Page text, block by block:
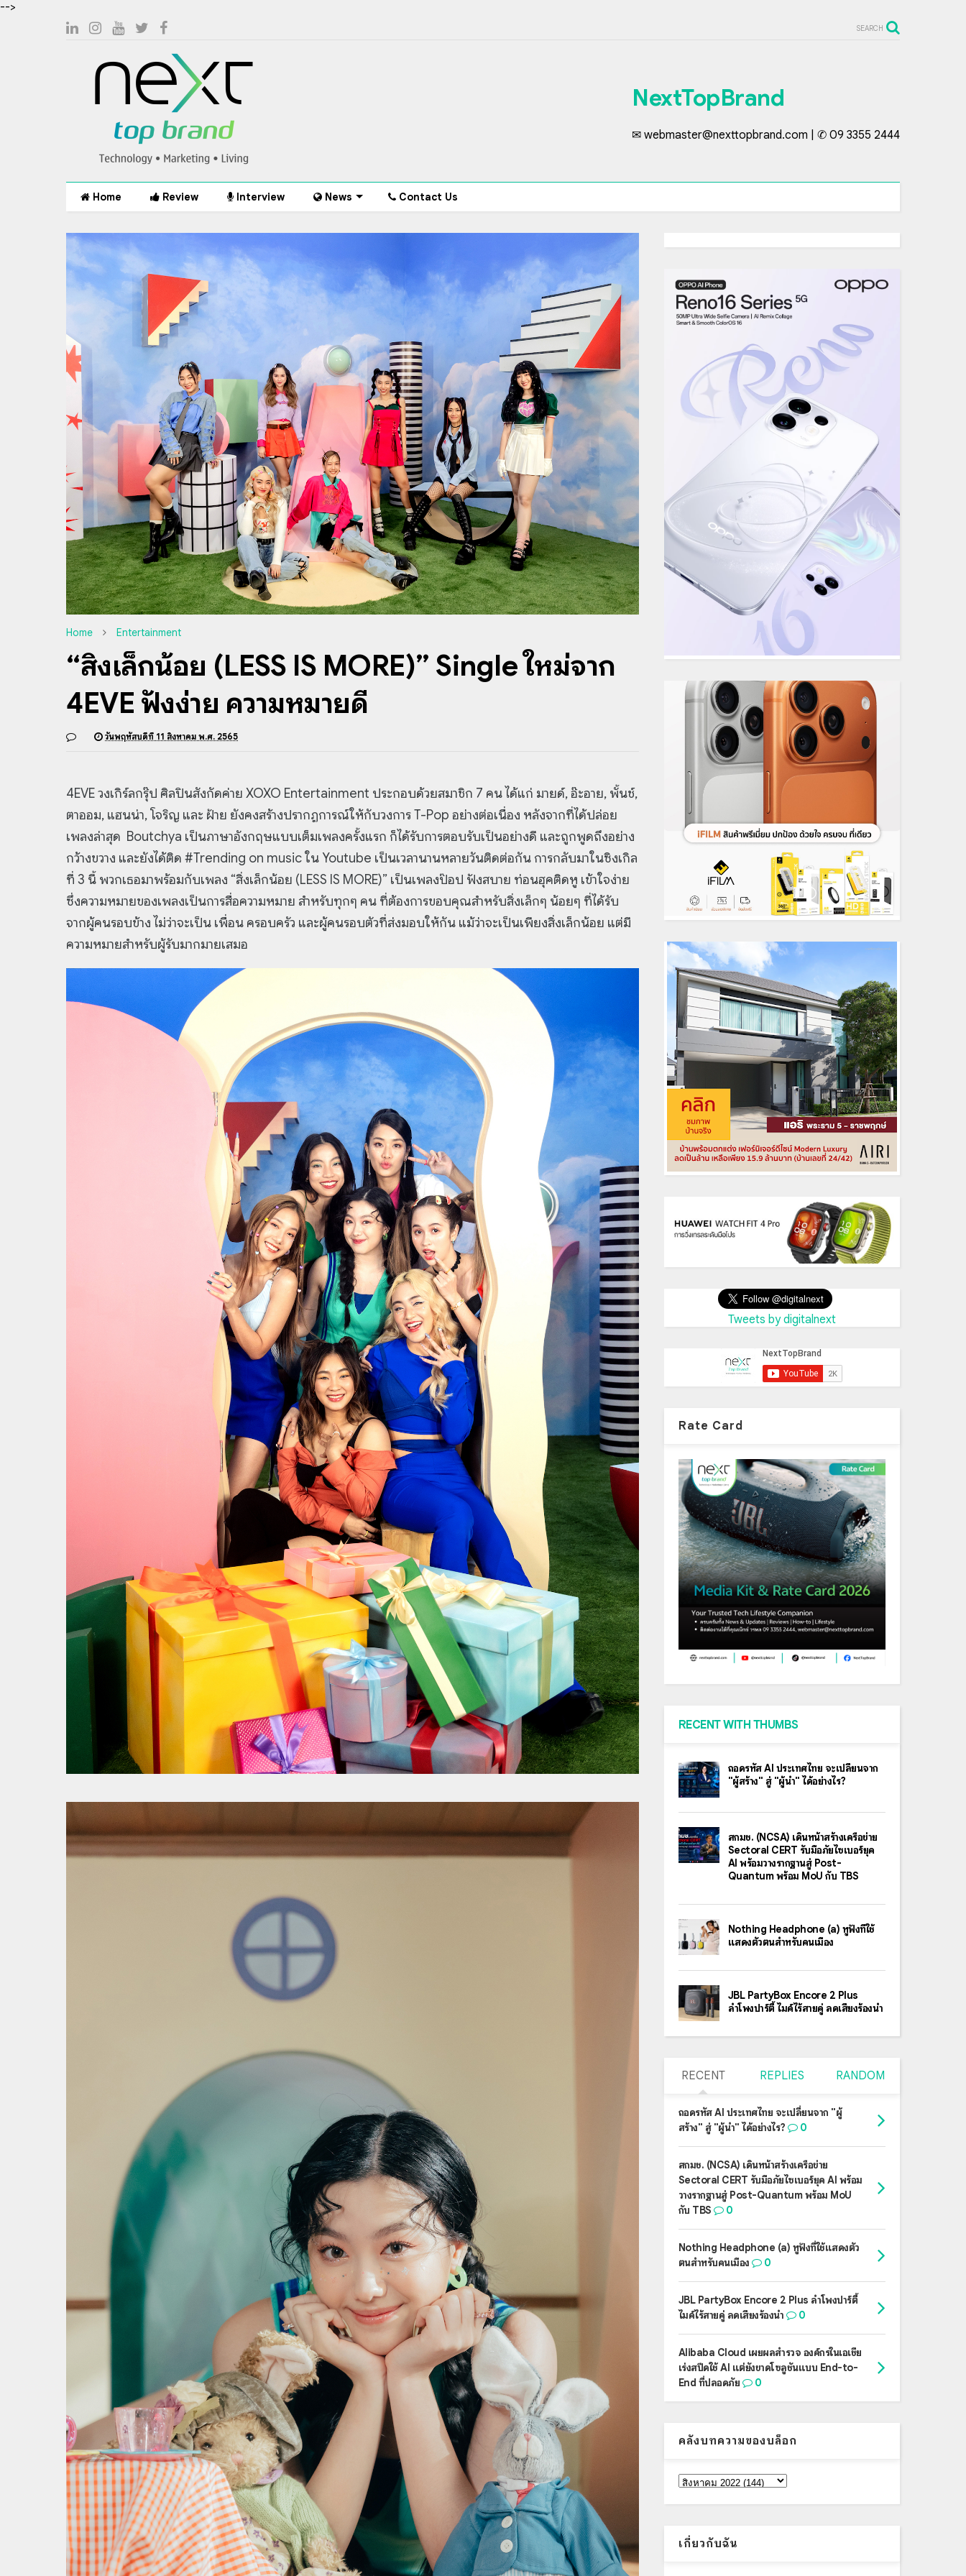
-->
SEARCH
NextTopBrand
✉ webmaster@nexttopbrand.com | ✆ 09 3355 2444
Home Review Interview News Contact Us
Home Entertainment
“สิ่งเล็กน้อย (LESS IS MORE)” Single ใหม่จาก
4EVE ฟังง่าย ความหมายดี
วันพฤหัสบดีที่ 11 สิงหาคม พ.ศ. 2565
4EVE วงเกิร์ลกรุ๊ป ศิลปินสังกัดค่าย XOXO Entertainment ประกอบด้วยสมาชิก 7 คน ได้แก่ มายด์, อ๊ะอาย, พั้นช์,
ตาออม, แฮนน่า, โจริญ และ ฝ้าย ยังคงสร้างปรากฏการณ์ให้กับวงการ T-Pop อย่างต่อเนื่อง หลังจากที่ได้ปล่อย
เพลงล่าสุด Boutchya เป็นภาษาอังกฤษแบบเต็มเพลงครั้งแรก ก็ได้รับการตอบรับเป็นอย่างดี และถูกพูดถึงอย่าง
กว้างขวาง และยังได้ติด #Trending on music ใน Youtube เป็นเวลานานหลายวันติดต่อกัน การกลับมาในซิงเกิล
ที่ 3 นี้ พวกเธอมาพร้อมกับเพลง “สิ่งเล็กน้อย (LESS IS MORE)” เป็นเพลงป๊อป ฟังสบาย ท่อนฮุคติดหู เข้าใจง่าย
ซึ่งความหมายของเพลงเป็นการสื่อความหมาย สำหรับทุกๆ คน ที่ต้องการขอบคุณสำหรับสิ่งเล็กๆ น้อยๆ ที่ได้รับ
จากผู้คนรอบข้าง ไม่ว่าจะเป็น เพื่อน ครอบครัว และผู้คนรอบตัวที่ส่งมอบให้กัน แม้ว่าจะเป็นเพียงสิ่งเล็กน้อย แต่มี
ความหมายสำหรับผู้รับมากมายเสมอ
Tweets by digitalnext
Rate Card
RECENT WITH THUMBS
ถอดรหัส AI ประเทศไทย จะเปลี่ยนจาก
"ผู้สร้าง" สู่ "ผู้นำ" ได้อย่างไร?
สกมช. (NCSA) เดินหน้าสร้างเครือข่าย
Sectoral CERT รับมือภัยไซเบอร์ยุค
AI พร้อมวางรากฐานสู่ Post-
Quantum พร้อม MoU กับ TBS
Nothing Headphone (a) หูฟังที่ใช้
แสดงตัวตนสำหรับคนเมือง
JBL PartyBox Encore 2 Plus
ลำโพงปาร์ตี้ ไมค์ไร้สายคู่ ลดเสียงร้องนำ
RECENT REPLIES RANDOM
ถอดรหัส AI ประเทศไทย จะเปลี่ยนจาก "ผู้
สร้าง" สู่ "ผู้นำ" ได้อย่างไร?
0
สกมช. (NCSA) เดินหน้าสร้างเครือข่าย
Sectoral CERT รับมือภัยไซเบอร์ยุค AI พร้อม
วางรากฐานสู่ Post-Quantum พร้อม MoU
กับ TBS
0
Nothing Headphone (a) หูฟังที่ใช้แสดงตัว
ตนสำหรับคนเมือง
0
JBL PartyBox Encore 2 Plus ลำโพงปาร์ตี้
ไมค์ไร้สายคู่ ลดเสียงร้องนำ
0
Alibaba Cloud เผยผลสำรวจ องค์กรในเอเชีย
เร่งสปีดใช้ AI แต่ยังขาดโซลูชันแบบ End-to-
End ที่ปลอดภัย
0
คลังบทความของบล็อก
เกี่ยวกับฉัน